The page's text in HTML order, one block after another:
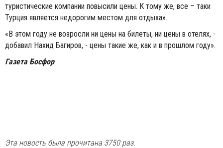
туристические компании повысили цены. К тому же, все – таки
Турция является недорогим местом для отдыха».
«В этом году не возросли ни цены на билеты, ни цены в отелях, -
добавил Нахид Багиров, - цены такие же, как и в прошлом году».
Газета Босфор
Эта новость была прочитана 3750 раз.